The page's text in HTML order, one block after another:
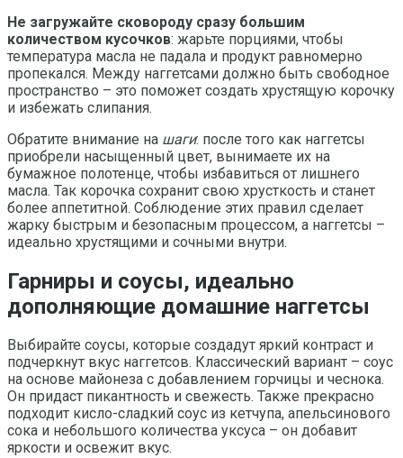
Не загружайте сковороду сразу большим
количеством кусочков: жарьте порциями, чтобы
температура масла не падала и продукт равномерно
пропекался. Между наггетсами должно быть свободное
пространство – это поможет создать хрустящую корочку
и избежать слипания.
Обратите внимание на шаги: после того как наггетсы
приобрели насыщенный цвет, вынимаете их на
бумажное полотенце, чтобы избавиться от лишнего
масла. Так корочка сохранит свою хрусткость и станет
более аппетитной. Соблюдение этих правил сделает
жарку быстрым и безопасным процессом, а наггетсы –
идеально хрустящими и сочными внутри.
Гарниры и соусы, идеально
дополняющие домашние наггетсы
Выбирайте соусы, которые создадут яркий контраст и
подчеркнут вкус наггетсов. Классический вариант – соус
на основе майонеза с добавлением горчицы и чеснока.
Он придаст пикантность и свежесть. Также прекрасно
подходит кисло-сладкий соус из кетчупа, апельсинового
сока и небольшого количества уксуса – он добавит
яркости и освежит вкус.